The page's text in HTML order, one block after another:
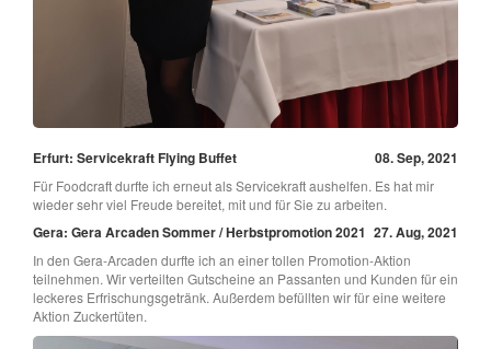
Erfurt: Servicekraft Flying Buffet 08. Sep, 2021
Für Foodcraft durfte ich erneut als Servicekraft aushelfen. Es hat mir
wieder sehr viel Freude bereitet, mit und für Sie zu arbeiten.
Gera: Gera Arcaden Sommer / Herbstpromotion 2021 27. Aug, 2021
In den Gera-Arcaden durfte ich an einer tollen Promotion-Aktion
teilnehmen. Wir verteilten Gutscheine an Passanten und Kunden für ein
leckeres Erfrischungsgetränk. Außerdem befüllten wir für eine weitere
Aktion Zuckertüten.